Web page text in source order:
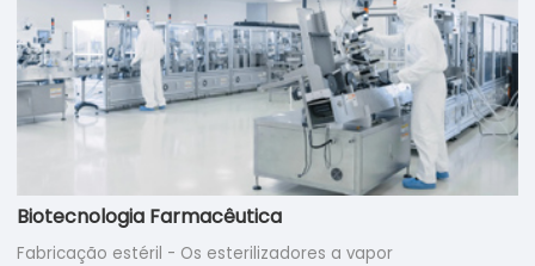
Biotecnologia Farmacêutica
Fabricação estéril - Os esterilizadores a vapor